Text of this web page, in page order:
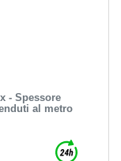
- Spessore
al metro